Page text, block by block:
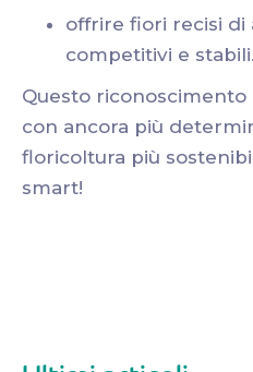
offrire fiori recisi di
competitivi e stabili.
Questo
con ancora più
floricoltura più
smart!